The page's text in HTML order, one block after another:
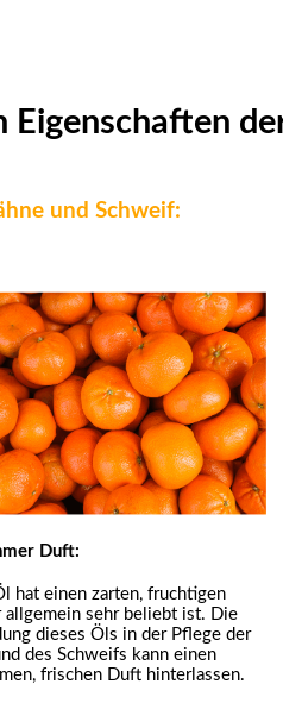
und Schweif:
Duft:
hat einen zarten, fruchtigen
allgemein sehr beliebt ist. Die
dieses Öls in der Pflege der
des Schweifs kann einen
frischen Duft hinterlassen.